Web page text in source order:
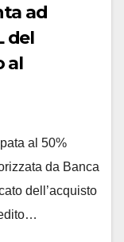
ad
del
al
al 50%
da Banca
dell’acquisto